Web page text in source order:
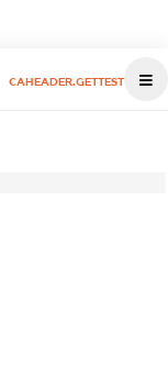
CAHEADER.GETTEST